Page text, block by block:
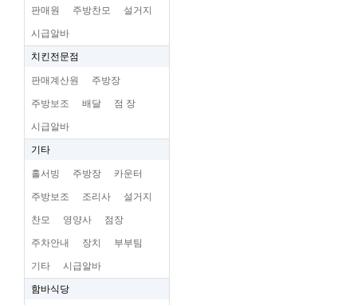
판매원 주방찬모 설거지
시급알바
치킨전문점
판매계산원 주방장
주방보조 배달 점 장
시급알바
기타
홀서빙 주방장 카운터
주방보조 조리사 설거지
찬모 영양사 점장
주차안내 장치 부부팀
기타 시급알바
함바식당